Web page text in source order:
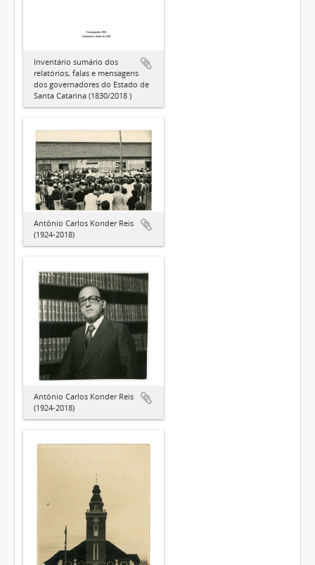
Inventário sumário dos
relatórios, falas e mensagens
dos governadores do Estado de
Santa Catarina (1830/2018 )
Antônio Carlos Konder Reis
(1924-2018)
Antônio Carlos Konder Reis
(1924-2018)